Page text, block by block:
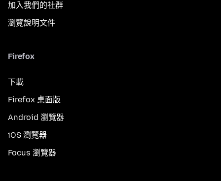
加入我們的社群
瀏覽說明文件
Firefox
下載
Firefox 桌面版
Android 瀏覽器
iOS 瀏覽器
Focus 瀏覽器